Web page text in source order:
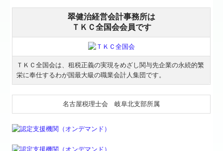
翠健治経営会計事務所は
ＴＫＣ全国会会員です
ＴＫＣ全国会は、租税正義の実現をめざし関与先企業の永続的繁
栄に奉仕するわが国最大級の職業会計人集団です。
名古屋税理士会 岐阜北支部所属